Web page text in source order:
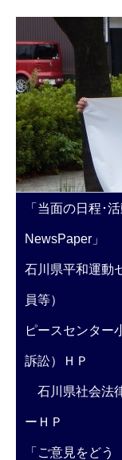
「当面の日程･
NewsPaper」
石川県平和運動
員等）
ピースセンター
訴訟）ＨＰ
石川県社会法
ーＨＰ
「ご意見をどう